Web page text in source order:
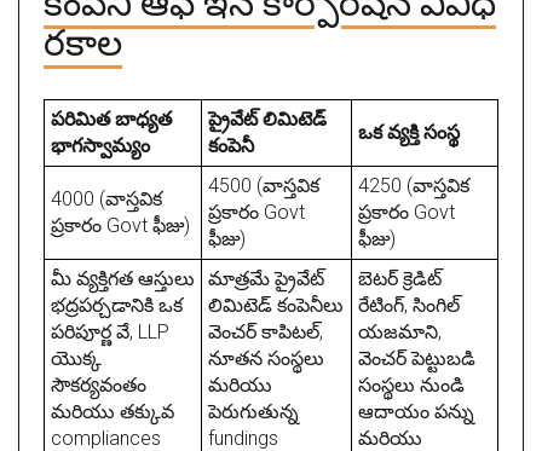
రకాల
పరిమిత బాధ్యత
భాగస్వామ్యం
ప్రైవేట్ లిమిటెడ్
కంపెనీ
ఒక వ్యక్తి సంస్థ
4000 (వాస్తవిక
ప్రకారం Govt ఫీజు)
4500 (వాస్తవిక
ప్రకారం Govt
ఫీజు)
4250 (వాస్తవిక
ప్రకారం Govt
ఫీజు)
మీ వ్యక్తిగత ఆస్తులు
భద్రపర్చడానికి ఒక
పరిపూర్ణ వే, LLP
యొక్క
సౌకర్యవంతం
మరియు తక్కువ
compliances
మాత్రమే ప్రైవేట్
లిమిటెడ్ కంపెనీలు
వెంచర్ కాపిటల్,
నూతన సంస్థలు
మరియు
పెరుగుతున్న
fundings
బెటర్ క్రెడిట్
రేటింగ్, సింగిల్
యజమాని,
వెంచర్ పెట్టుబడి
సంస్థలు నుండి
ఆదాయం పన్ను
మరియు